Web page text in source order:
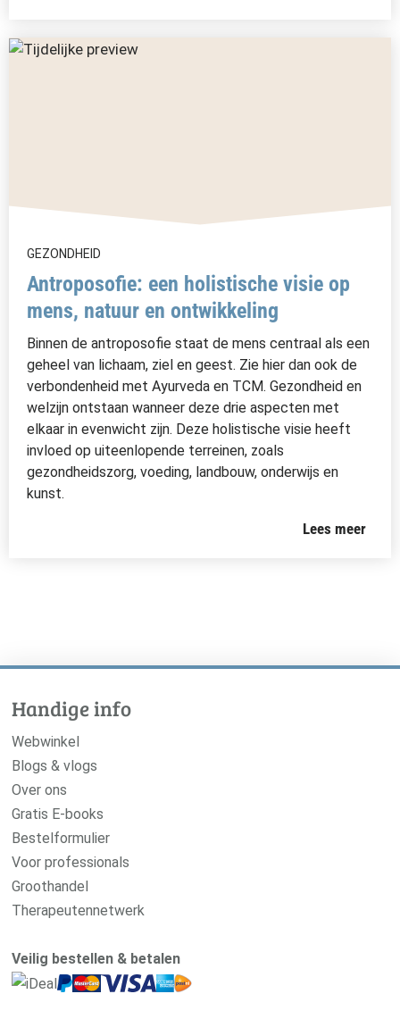
GEZONDHEID
Antroposofie: een holistische visie op
mens, natuur en ontwikkeling
Binnen de antroposofie staat de mens centraal als een
geheel van lichaam, ziel en geest. Zie hier dan ook de
verbondenheid met Ayurveda en TCM. Gezondheid en
welzijn ontstaan wanneer deze drie aspecten met
elkaar in evenwicht zijn. Deze holistische visie heeft
invloed op uiteenlopende terreinen, zoals
gezondheidszorg, voeding, landbouw, onderwijs en
kunst.
Lees meer
Handige info
Webwinkel
Blogs & vlogs
Over ons
Gratis E-books
Bestelformulier
Voor professionals
Groothandel
Therapeutennetwerk
Veilig bestellen & betalen